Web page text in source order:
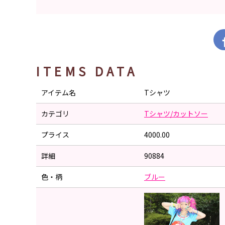
ITEMS DATA
アイテム名 Tシャツ
カテゴリ Tシャツ/カットソー
プライス 4000.00
詳細 90884
色・柄 ブルー